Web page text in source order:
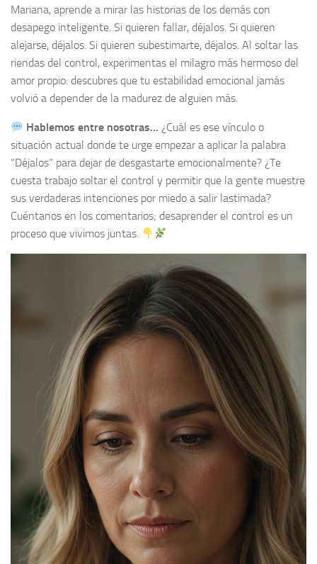
Mariana, aprende a mirar las historias de los demás con
desapego inteligente. Si quieren fallar, déjalos. Si quieren
alejarse, déjalos. Si quieren subestimarte, déjalos. Al soltar las
riendas del control, experimentas el milagro más hermoso del
amor propio: descubres que tu estabilidad emocional jamás
volvió a depender de la madurez de alguien más.
Hablemos entre nosotras… ¿Cuál es ese vínculo o
situación actual donde te urge empezar a aplicar la palabra
“Déjalos” para dejar de desgastarte emocionalmente? ¿Te
cuesta trabajo soltar el control y permitir que la gente muestre
sus verdaderas intenciones por miedo a salir lastimada?
Cuéntanos en los comentarios; desaprender el control es un
proceso que vivimos juntas.